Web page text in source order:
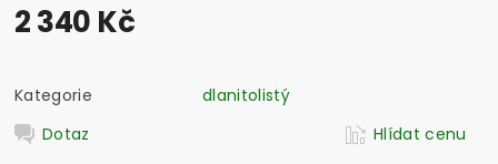
2 340 Kč
Kategorie
dlanitolistý
Dotaz
Hlídat cenu